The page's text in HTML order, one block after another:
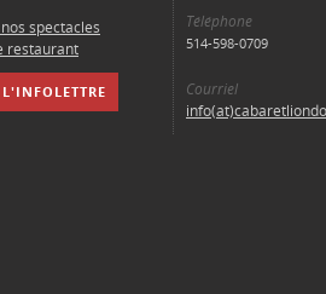
spectacles
restaurant
Téléphone
514-598-0709
Courriel